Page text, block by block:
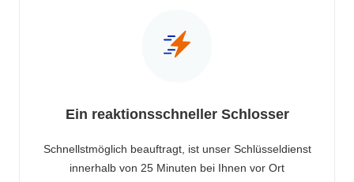
Ein reaktionsschneller Schlosser
Schnellstmöglich beauftragt, ist unser Schlüsseldienst
innerhalb von 25 Minuten bei Ihnen vor Ort